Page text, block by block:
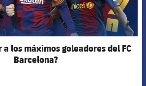
a los máximos goleadores del FC
Barcelona?